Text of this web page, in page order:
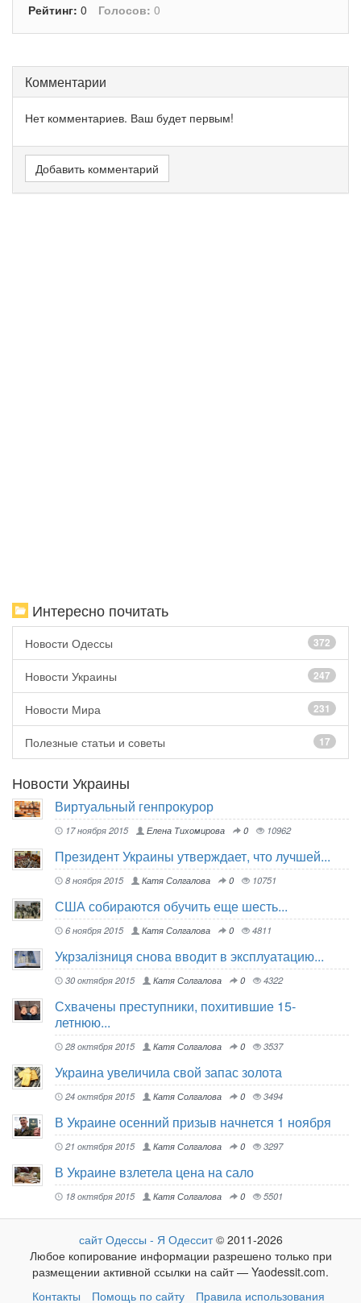
Рейтинг: 0 Голосов: 0
Комментарии
Нет комментариев. Ваш будет первым!
Добавить комментарий
Интересно почитать
Новости Одессы 372
Новости Украины 247
Новости Мира 231
Полезные статьи и советы 17
Новости Украины
Виртуальный генпрокурор
17 ноября 2015 Елена Тихомирова 0 10962
Президент Украины утверждает, что лучшей...
8 ноября 2015 Катя Солгалова 0 10751
США собираются обучить еще шесть...
6 ноября 2015 Катя Солгалова 0 4811
Укрзалізниця снова вводит в эксплуатацию...
30 октября 2015 Катя Солгалова 0 4322
Схвачены преступники, похитившие 15-
летнюю...
28 октября 2015 Катя Солгалова 0 3537
Украина увеличила свой запас золота
24 октября 2015 Катя Солгалова 0 3494
В Украине осенний призыв начнется 1 ноября
21 октября 2015 Катя Солгалова 0 3297
В Украине взлетела цена на сало
18 октября 2015 Катя Солгалова 0 5501
сайт Одессы - Я Одессит© 2011-2026
Любое копирование информации разрешено только при
размещении активной ссылки на сайт — Yaodessit.com.
Контакты
Помощь по сайту Правила использования